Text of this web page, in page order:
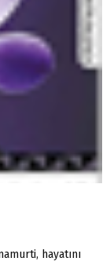
hayatını